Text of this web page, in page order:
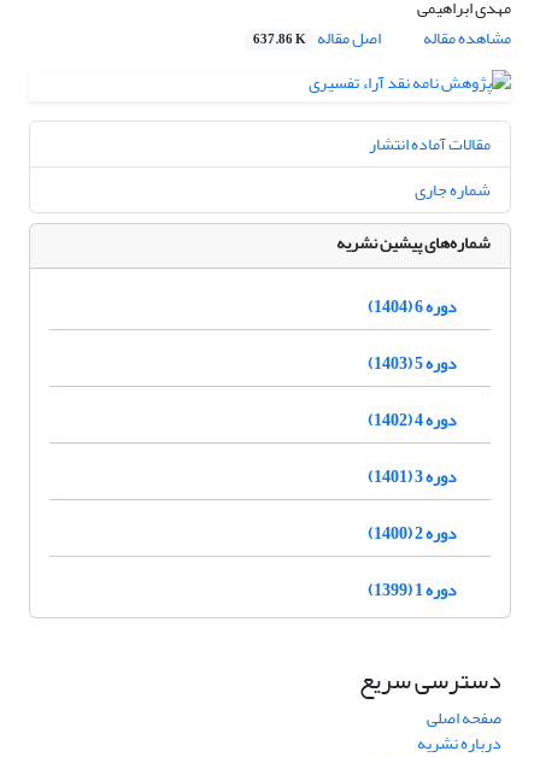
مهدی ابراهیمی
مشاهده مقاله
اصل مقاله 637.86 K
مقالات آماده انتشار
شماره جاری
شماره‌های پیشین نشریه
دوره 6 (1404)
دوره 5 (1403)
دوره 4 (1402)
دوره 3 (1401)
دوره 2 (1400)
دوره 1 (1399)
دسترسی سریع
صفحه اصلی
درباره نشریه